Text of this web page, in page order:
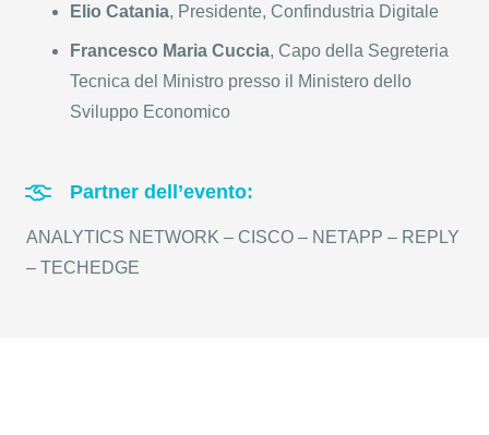
Elio Catania, Presidente, Confindustria Digitale
Francesco Maria Cuccia, Capo della Segreteria
Tecnica del Ministro presso il Ministero dello
Sviluppo Economico
Partner dell’evento:
ANALYTICS NETWORK – CISCO – NETAPP – REPLY
– TECHEDGE